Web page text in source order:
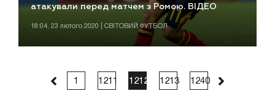
атакували перед матчем з Ромою. ВІДЕО
18:04, 23 лютого 2020 | СВІТОВИЙ ФУТБОЛ
1 1211 1212 1213 1240